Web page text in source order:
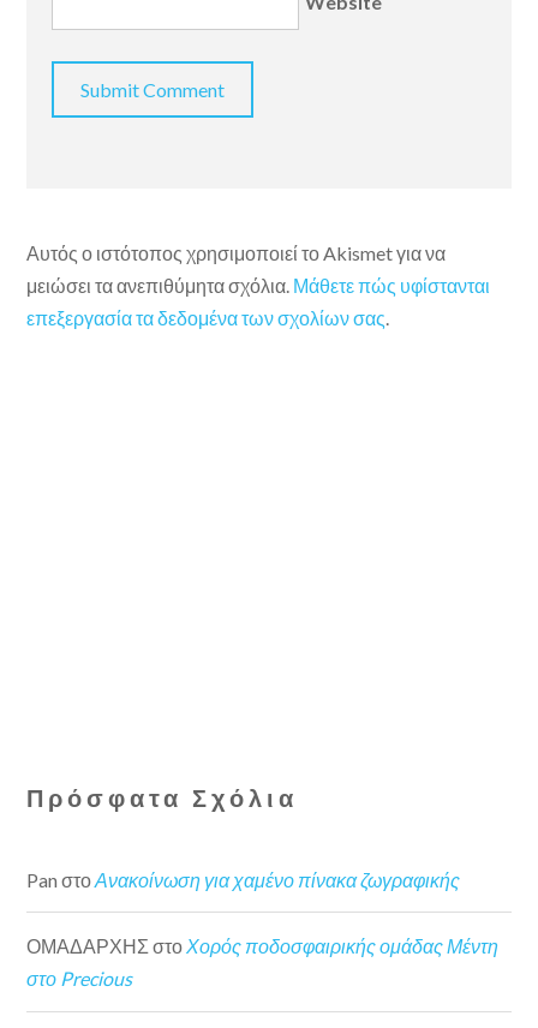
Αυτός ο ιστότοπος χρησιμοποιεί το Akismet για να
μειώσει τα ανεπιθύμητα σχόλια. Μάθετε πώς υφίστανται
επεξεργασία τα δεδομένα των σχολίων σας.
Πρόσφατα Σχόλια
Pan στοΑνακοίνωση για χαμένο πίνακα ζωγραφικής
ΟΜΑΔΑΡΧΗΣ στοΧορός ποδοσφαιρικής ομάδας Μέντη
στο Precious